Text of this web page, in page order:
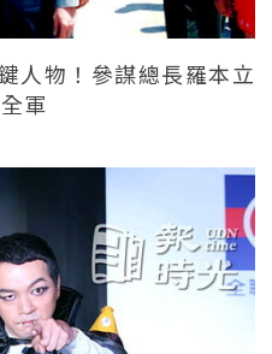
人物！參謀總長羅本立
軍